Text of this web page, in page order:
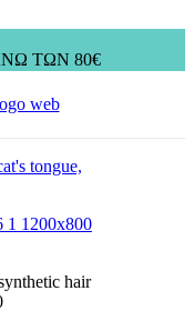
ΤΩΝ 80€